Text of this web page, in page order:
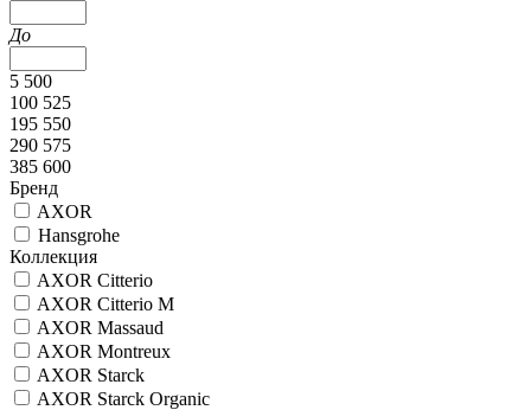
До
5 500
100 525
195 550
290 575
385 600
Бренд
AXOR
Hansgrohe
Коллекция
AXOR Citterio
AXOR Citterio M
AXOR Massaud
AXOR Montreux
AXOR Starck
AXOR Starck Organic